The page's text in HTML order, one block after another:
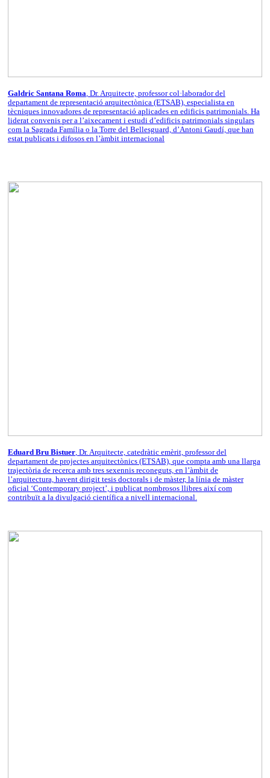
Galdric Santana Roma, Dr. Arquitecte, professor col·laborador del
departament de representació arquitectònica (ETSAB), especialista en
tècniques innovadores de representació aplicades en edificis patrimonials. Ha
liderat convenis per a l’aixecament i estudi d’edificis patrimonials singulars
com la Sagrada Família o la Torre del Bellesguard, d’Antoni Gaudí, que han
estat publicats i difosos en l’àmbit internacional
Eduard Bru Bistuer, Dr. Arquitecte, catedràtic emèrit, professor del
departament de projectes arquitectònics (ETSAB), que compta amb una llarga
trajectòria de recerca amb tres sexennis reconeguts, en l’àmbit de
l’arquitectura, havent dirigit tesis doctorals i de màster, la línia de màster
oficial ‘Contemporary project’, i publicat nombrosos llibres així com
contribuït a la divulgació científica a nivell internacional.